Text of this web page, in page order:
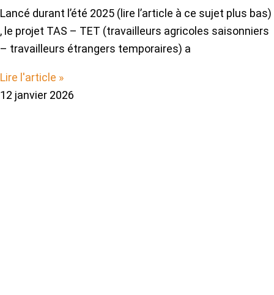
Lancé durant l’été 2025 (lire l’article à ce sujet plus bas)
, le projet TAS – TET (travailleurs agricoles saisonniers
– travailleurs étrangers temporaires) a
Lire l'article »
12 janvier 2026